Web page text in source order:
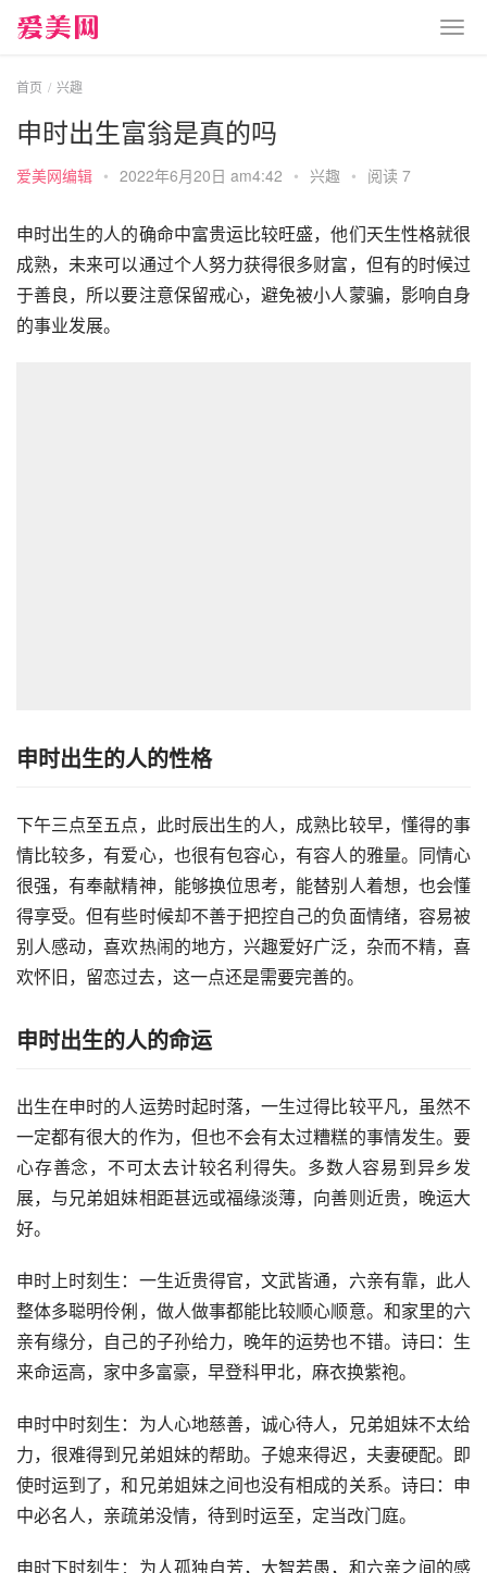
首页 兴趣
申时出生富翁是真的吗
爱美网编辑 • 2022年6月20日 am4:42 • 兴趣 • 阅读 7
申时出生的人的确命中富贵运比较旺盛，他们天生性格就很
成熟，未来可以通过个人努力获得很多财富，但有的时候过
于善良，所以要注意保留戒心，避免被小人蒙骗，影响自身
的事业发展。
申时出生的人的性格
下午三点至五点，此时辰出生的人，成熟比较早，懂得的事
情比较多，有爱心，也很有包容心，有容人的雅量。同情心
很强，有奉献精神，能够换位思考，能替别人着想，也会懂
得享受。但有些时候却不善于把控自己的负面情绪，容易被
别人感动，喜欢热闹的地方，兴趣爱好广泛，杂而不精，喜
欢怀旧，留恋过去，这一点还是需要完善的。
申时出生的人的命运
出生在申时的人运势时起时落，一生过得比较平凡，虽然不
一定都有很大的作为，但也不会有太过糟糕的事情发生。要
心存善念，不可太去计较名利得失。多数人容易到异乡发
展，与兄弟姐妹相距甚远或福缘淡薄，向善则近贵，晚运大
好。
申时上时刻生：一生近贵得官，文武皆通，六亲有靠，此人
整体多聪明伶俐，做人做事都能比较顺心顺意。和家里的六
亲有缘分，自己的子孙给力，晚年的运势也不错。诗曰：生
来命运高，家中多富豪，早登科甲北，麻衣换紫袍。
申时中时刻生：为人心地慈善，诚心待人，兄弟姐妹不太给
力，很难得到兄弟姐妹的帮助。子媳来得迟，夫妻硬配。即
使时运到了，和兄弟姐妹之间也没有相成的关系。诗曰：申
中必名人，亲疏弟没情，待到时运至，定当改门庭。
申时下时刻生：为人孤独自芳，大智若愚，和六亲之间的感